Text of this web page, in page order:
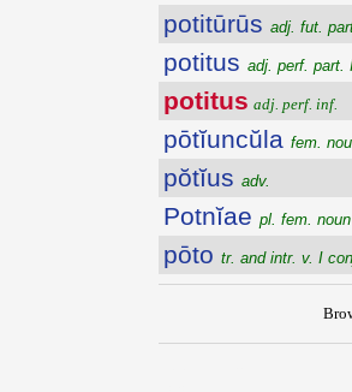
potitūrūs adj. fut.
potitus adj. perf. part.
potitus adj. perf. inf.
pōtĭuncŭla fem.
pŏtĭus adv.
Potnĭae pl. fem.
pōto tr. and intr. v. I